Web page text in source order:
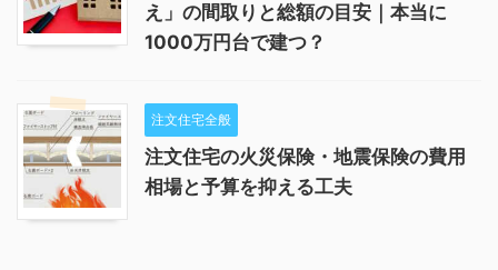
え」の間取りと総額の目安｜本当に
1000万円台で建つ？
注文住宅全般
注文住宅の火災保険・地震保険の費用
相場と予算を抑える工夫